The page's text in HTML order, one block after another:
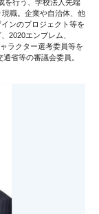
を行う、学校法人先端
職。企業や自治体、他
ンのプロジェクト等を
2020エンブレム、
ラクター選考委員等を
省等の審議会委員。